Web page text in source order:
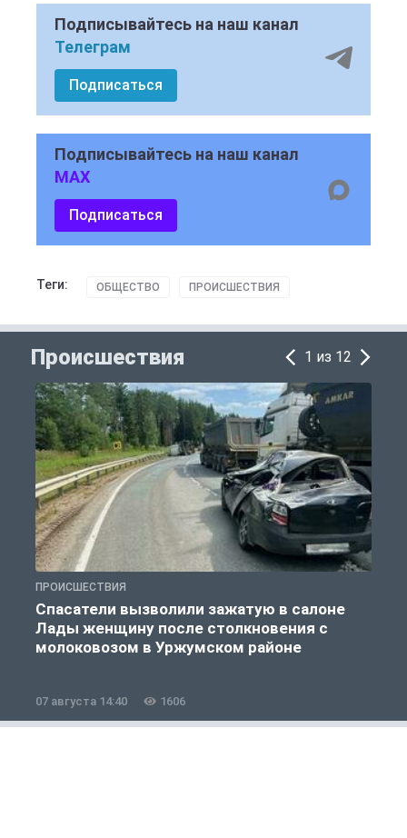
Подписывайтесь на наш канал
Телеграм
Подписаться
Подписывайтесь на наш канал
MAX
Подписаться
Теги: ОБЩЕСТВО ПРОИСШЕСТВИЯ
Происшествия 1 из 12
ПРОИСШЕСТВИЯ
Спасатели вызволили зажатую в салоне
Лады женщину после столкновения с
молоковозом в Уржумском районе
07 августа 14:40 1606